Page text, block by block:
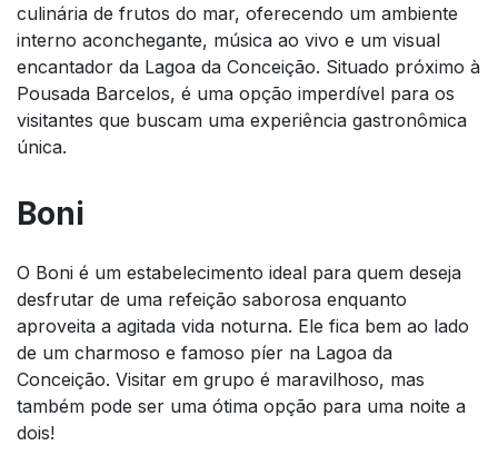
culinária de frutos do mar, oferecendo um ambiente
interno aconchegante, música ao vivo e um visual
encantador da Lagoa da Conceição. Situado próximo à
Pousada Barcelos, é uma opção imperdível para os
visitantes que buscam uma experiência gastronômica
única.
Boni
O Boni é um estabelecimento ideal para quem deseja
desfrutar de uma refeição saborosa enquanto
aproveita a agitada vida noturna. Ele fica bem ao lado
de um charmoso e famoso píer na Lagoa da
Conceição. Visitar em grupo é maravilhoso, mas
também pode ser uma ótima opção para uma noite a
dois!